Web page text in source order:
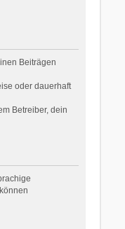
Beiträgen
oder dauerhaft
Betreiber, dein